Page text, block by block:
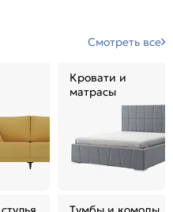
Смотреть все
Кровати и
матрасы